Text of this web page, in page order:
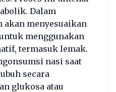
Dalam
akan menyesuaikan
menggunakan
termasuk lemak.
nasi saat
secara
glukosa atau